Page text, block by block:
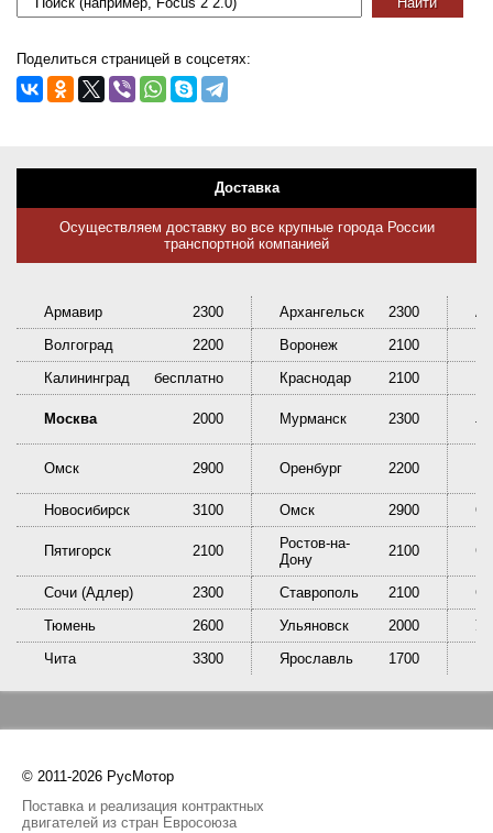
Поделиться страницей в соцсетях:
Доставка
Осуществляем доставку во все крупные города России
транспортной компанией
Армавир 2300 Архангельск 2300
Волгоград
2200 Воронеж 2100
Калининград
бесплатно Краснодар 2100
Москва 2000 Мурманск 2300
Омск 2900 Оренбург 2200
Новосибирск 3100 Омск 2900
Пятигорск 2100
Ростов-на-
Дону
2100
Сочи (Адлер) 2300 Ставрополь 2100
Тюмень
2600 Ульяновск 2000
Чита
3300 Ярославль 1700
© 2011-2026 РусМотор
Поставка и реализация контрактных
двигателей из стран Евросоюза